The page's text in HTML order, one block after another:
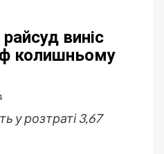
виніс
колишньому
у розтраті 3,67